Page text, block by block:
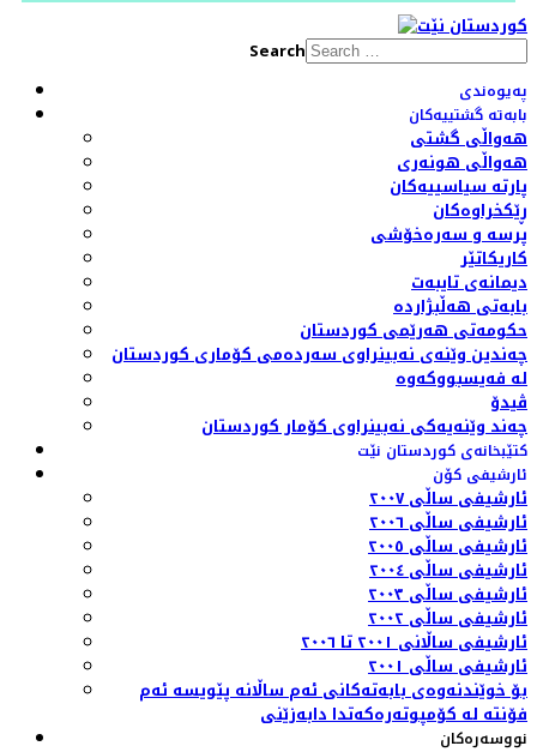
Search
پەیوەندی
بابەتە گشتییەکان
هەواڵی گشتی
هەواڵی هونەری
پارتە سیاسییەکان
ڕێکخراوەکان
پرسە و سەرەخۆشی
کاریکاتێر
دیمانەی تایبەت
بابەتی هەڵبژاردە
حکومەتی هەرێمی کوردستان
چەندین وێنەی نەبینراوی سەردەمی کۆماری کوردستان
لە فەیسبووکەوە
ڤیدۆ
چەند وێنەیەکی نەبینراوی کۆمار کوردستان
کتێبخانەی کوردستان نێت
ئارشیفی کۆن
ئارشیفی ساڵی ٢٠٠٧
ئارشیفی ساڵی ٢٠٠٦
ئارشیفی ساڵی ٢٠٠٥
ئارشیفی ساڵی ٢٠٠٤
ئارشیفی ساڵی ٢٠٠٣
ئارشیفی ساڵی ٢٠٠٢
ئارشیفی ساڵانی ٢٠٠١ تا ٢٠٠٦
ئارشیفی ساڵی ٢٠٠١
بۆ خوێندنەوەی بابەتەکانی ئەم ساڵانە پێویسە ئەم
فۆنتە لە کۆمپوتەرەکەتدا دابەزێنی
نووسەرەکان